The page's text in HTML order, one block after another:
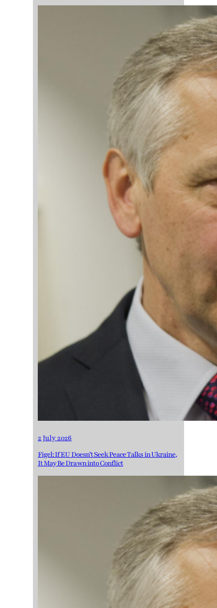
2 July 2026
Figel: If EU Doesn’t Seek Peace Talks in Ukraine,
It May Be Drawn into Conflict